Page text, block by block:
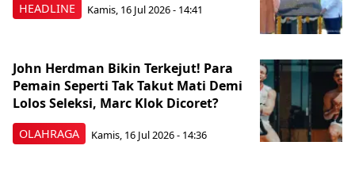
HEADLINE Kamis, 16 Jul 2026 - 14:41
OLAHRAGA
John Herdman Bikin Terkejut! Para
Pemain Seperti Tak Takut Mati Demi
Lolos Seleksi, Marc Klok Dicoret?
Kamis, 16 Jul 2026 - 14:36